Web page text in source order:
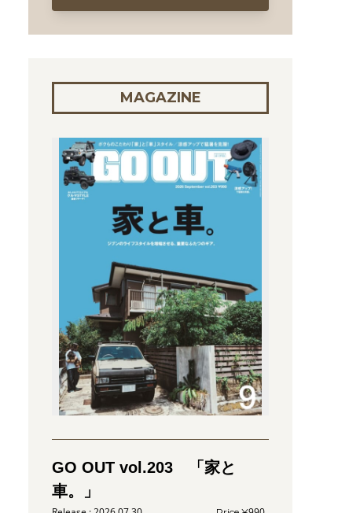
MAGAZINE
GO OUT vol.203 「家と
車。」